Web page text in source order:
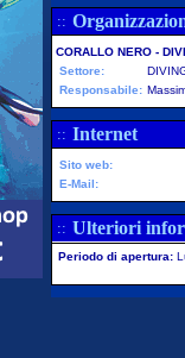
::
CORALLO NERO -
Settore:
Responsabile:
:: Internet
Sito web:
E-Mail:
:: Ulteriori
Periodo di apertura: